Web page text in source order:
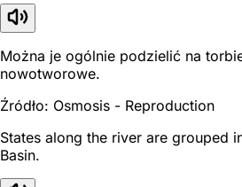
Można je ogólnie podzielić na
nowotworowe.
Źródło: Osmosis - Reproduction
States along the river are grouped
Basin.